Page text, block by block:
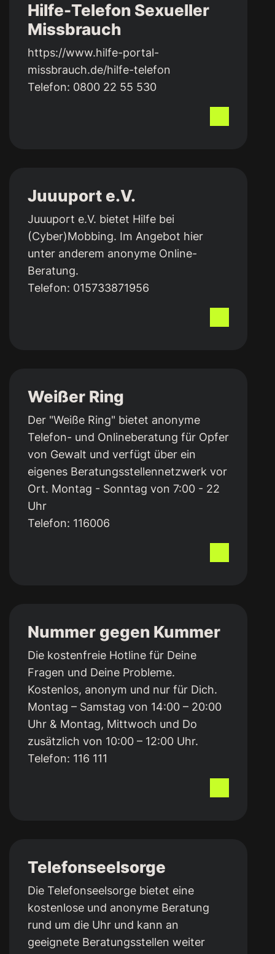
Hilfe-Telefon Sexueller
Missbrauch
https://www.hilfe-portal-
missbrauch.de/hilfe-telefon
Telefon: 0800 22 55 530
Juuuport e.V.
Juuuport e.V. bietet Hilfe bei
(Cyber)Mobbing. Im Angebot hier
unter anderem anonyme Online-
Beratung.
Telefon: 015733871956
Weißer Ring
Der "Weiße Ring" bietet anonyme
Telefon- und Onlineberatung für Opfer
von Gewalt und verfügt über ein
eigenes Beratungsstellennetzwerk vor
Ort. Montag - Sonntag von 7:00 - 22
Uhr
Telefon: 116006
Nummer gegen Kummer
Die kostenfreie Hotline für Deine
Fragen und Deine Probleme.
Kostenlos, anonym und nur für Dich.
Montag – Samstag von 14:00 – 20:00
Uhr & Montag, Mittwoch und Do
zusätzlich von 10:00 – 12:00 Uhr.
Telefon: 116 111
Telefonseelsorge
Die Telefonseelsorge bietet eine
kostenlose und anonyme Beratung
rund um die Uhr und kann an
geeignete Beratungsstellen weiter